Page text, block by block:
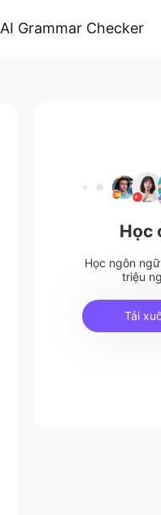
AI Grammar Checker
Học
Học ngôn
triệu
Tải